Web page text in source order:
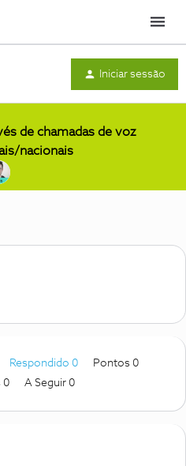
Menu
Iniciar sessão
de chamadas de voz
nacionais
Respondido 0
Pontos 0
0 A Seguir 0